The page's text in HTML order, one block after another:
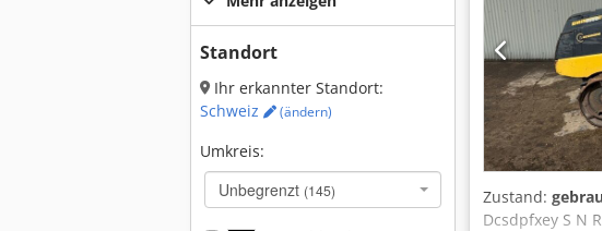
Standort
Ihr erkannter Standort:
Schweiz
(ändern)
Umkreis:
Unbegrenzt (145) Zustand:
Dcsdpfxey S N